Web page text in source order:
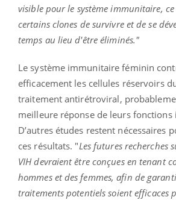
visible pour le système immunitaire,
certains clones de survivre et de se
temps au lieu d'être éliminés."
Le système immunitaire féminin
efficacement les cellules réservoirs
traitement antirétroviral,
meilleure réponse de leurs
D’autres études restent nécessaires
ces résultats. "Les futures recherches
VIH devraient être conçues en tenant
hommes et des femmes, afin de
traitements potentiels soient efficaces